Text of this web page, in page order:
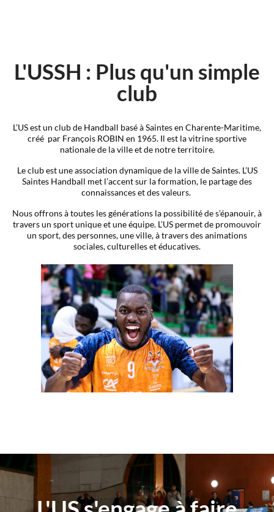
L'USSH : Plus qu'un simple
club
L’US est un club de Handball basé à Saintes en Charente-Maritime,
créé par François ROBIN en 1965. Il est la vitrine sportive
nationale de la ville et de notre territoire.
Le club est une association dynamique de la ville de Saintes. L’US
Saintes Handball met l’accent sur la formation, le partage des
connaissances et des valeurs.
Nous offrons à toutes les générations la possibilité de s’épanouir, à
travers un sport unique et une équipe. L’US permet de promouvoir
un sport, des personnes, une ville, à travers des animations
sociales, culturelles et éducatives.